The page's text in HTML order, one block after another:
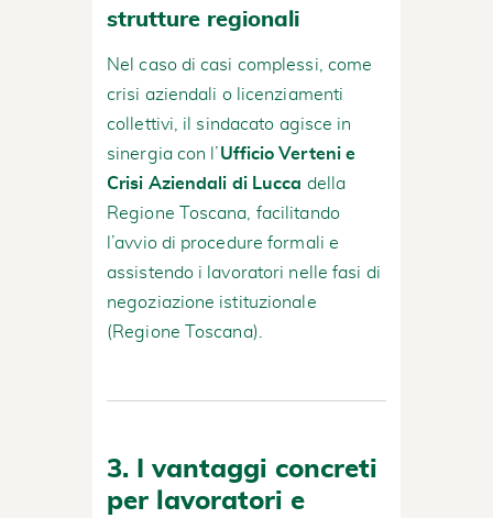
strutture regionali
Nel caso di casi complessi, come
crisi aziendali o licenziamenti
collettivi, il sindacato agisce in
sinergia con l’Ufficio Verteni e
Crisi Aziendali di Lucca della
Regione Toscana, facilitando
l’avvio di procedure formali e
assistendo i lavoratori nelle fasi di
negoziazione istituzionale
(Regione Toscana).
3. I vantaggi concreti
per lavoratori e